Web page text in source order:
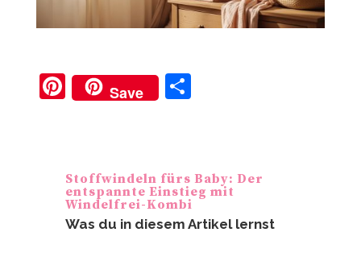
Pi
st
Save
T
Stoffwindeln fürs Baby: Der
entspannte Einstieg mit
Windelfrei-Kombi
Was du in diesem Artikel lernst